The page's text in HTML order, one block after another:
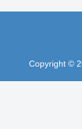
Copyright ©